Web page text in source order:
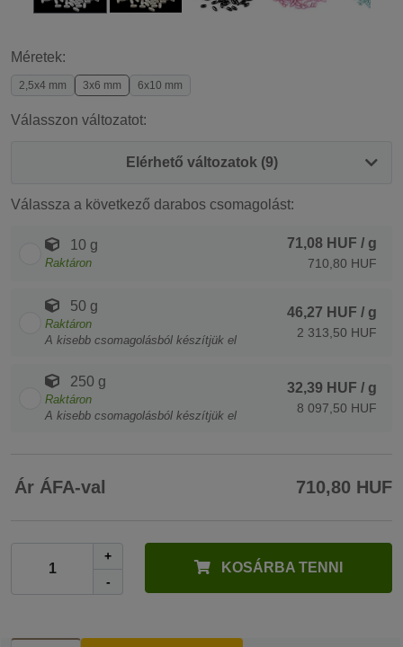
Méretek:
2,5x4 mm 3x6 mm 6x10 mm
Válasszon változatot:
Elérhető változatok (9)
Válassza a következő darabos csomagolást:
10 g
Raktáron
71,08 HUF / g
710,80 HUF
50 g
Raktáron
A kisebb csomagolásból készítjük el
46,27 HUF / g
2 313,50 HUF
250 g
Raktáron
A kisebb csomagolásból készítjük el
32,39 HUF / g
8 097,50 HUF
Ár ÁFA-val 710,80 HUF
+
-
KOSÁRBA TENNI